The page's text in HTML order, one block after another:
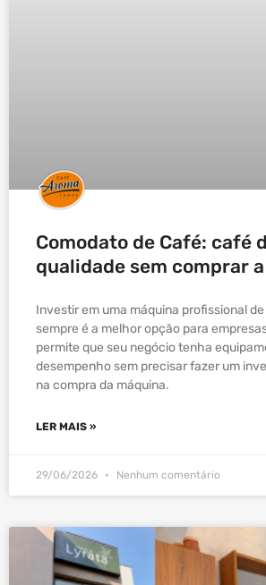
Comodato de Café: café
qualidade sem comprar
Investir em uma máquina profissional
sempre é a melhor opção para
permite que seu negócio tenha
desempenho sem precisar fazer um
na compra da máquina.
LER MAIS »
29/06/2026 Nenhum comentário